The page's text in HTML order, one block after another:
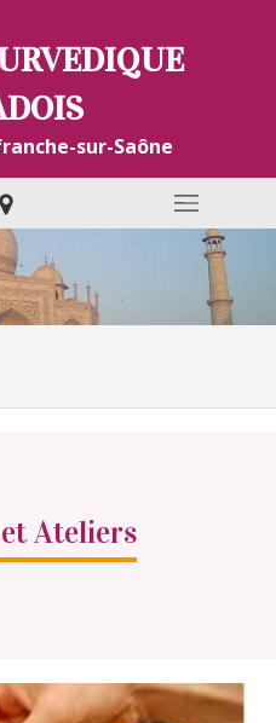
sur-Saône
Ateliers